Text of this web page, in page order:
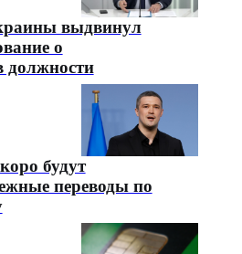
выдвинул
о
должности
будут
переводы по